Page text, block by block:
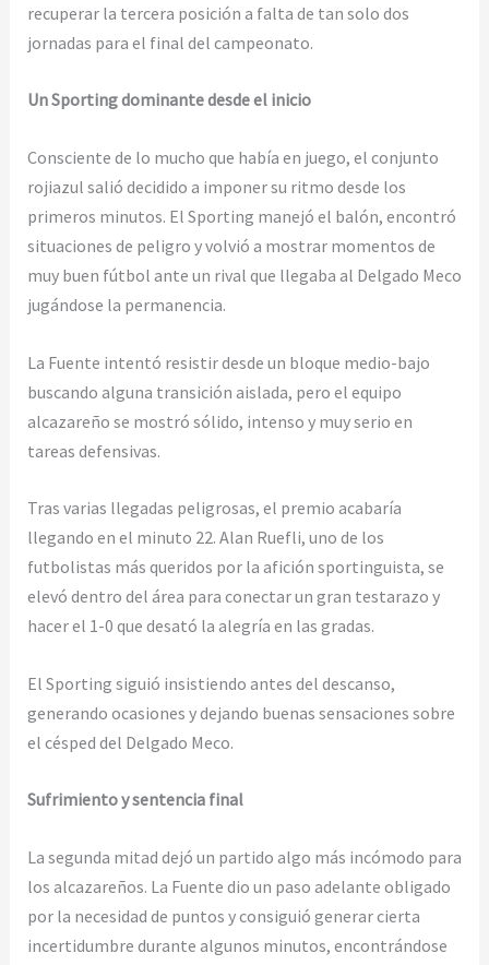
recuperar la tercera posición a falta de tan solo dos
jornadas para el final del campeonato.
Un Sporting dominante desde el inicio
Consciente de lo mucho que había en juego, el conjunto
rojiazul salió decidido a imponer su ritmo desde los
primeros minutos. El Sporting manejó el balón, encontró
situaciones de peligro y volvió a mostrar momentos de
muy buen fútbol ante un rival que llegaba al Delgado Meco
jugándose la permanencia.
La Fuente intentó resistir desde un bloque medio-bajo
buscando alguna transición aislada, pero el equipo
alcazareño se mostró sólido, intenso y muy serio en
tareas defensivas.
Tras varias llegadas peligrosas, el premio acabaría
llegando en el minuto 22. Alan Ruefli, uno de los
futbolistas más queridos por la afición sportinguista, se
elevó dentro del área para conectar un gran testarazo y
hacer el 1-0 que desató la alegría en las gradas.
El Sporting siguió insistiendo antes del descanso,
generando ocasiones y dejando buenas sensaciones sobre
el césped del Delgado Meco.
Sufrimiento y sentencia final
La segunda mitad dejó un partido algo más incómodo para
los alcazareños. La Fuente dio un paso adelante obligado
por la necesidad de puntos y consiguió generar cierta
incertidumbre durante algunos minutos, encontrándose